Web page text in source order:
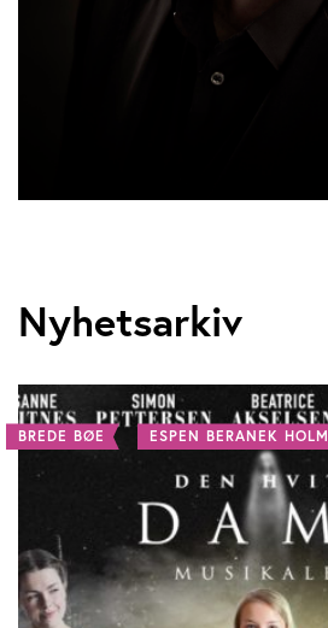
Nyhetsarkiv
BREDE BØE ESPEN BERANEK HOLM